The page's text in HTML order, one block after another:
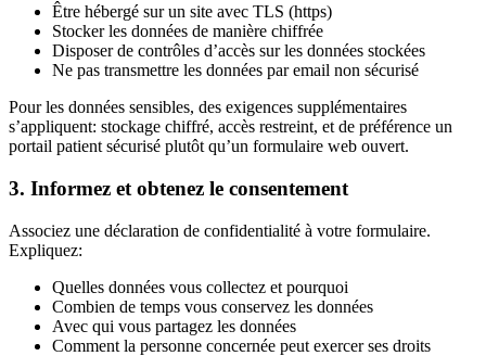
Être hébergé sur un site avec TLS (https)
Stocker les données de manière chiffrée
Disposer de contrôles d’accès sur les données stockées
Ne pas transmettre les données par email non sécurisé
Pour les données sensibles, des exigences supplémentaires
s’appliquent: stockage chiffré, accès restreint, et de préférence un
portail patient sécurisé plutôt qu’un formulaire web ouvert.
3. Informez et obtenez le consentement
Associez une déclaration de confidentialité à votre formulaire.
Expliquez:
Quelles données vous collectez et pourquoi
Combien de temps vous conservez les données
Avec qui vous partagez les données
Comment la personne concernée peut exercer ses droits